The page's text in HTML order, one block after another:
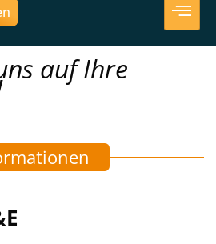
auf Ihre